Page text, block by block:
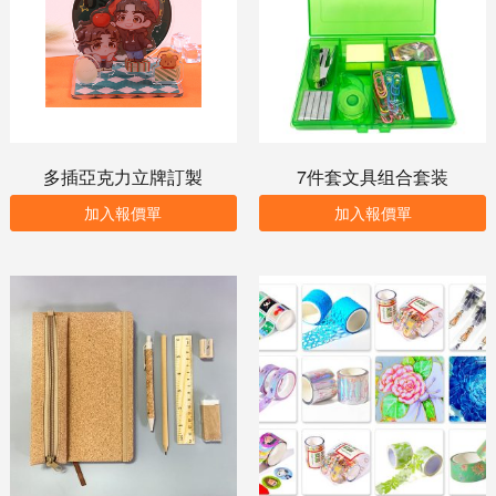
多插亞克力立牌訂製
加入報價單
7件套文具组合套装
加入報價單